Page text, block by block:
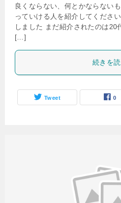
良くならない、何とかならない
っていける人を紹介してくださ
しました まだ紹介されたのは20
[…]
続きを
Tweet 0